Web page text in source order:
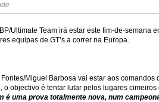
Ultimate Team irá estar este fim-de-
equipas de GT’s a correr na Europa.
Miguel Barbosa vai estar aos
o objectivo é tentar lutar pelos lugares
é uma prova totalmente nova, num